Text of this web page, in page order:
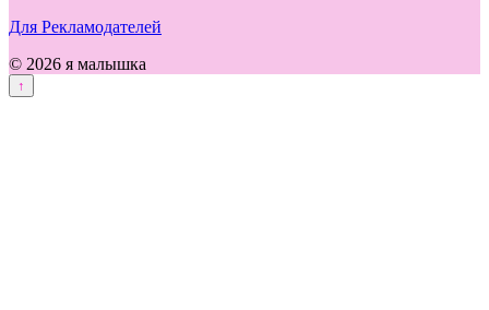
Для Рекламодателей
© 2026 я малышка